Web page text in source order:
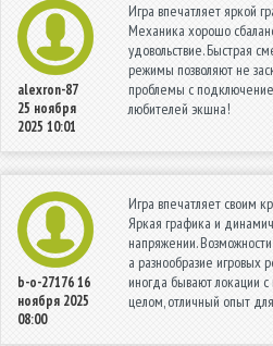
alexron-87
25 ноября
2025 10:01
Игра впечатляет яркой
Механика хорошо
удовольствие. Быстрая
режимы позволяют не
проблемы с
любителей экшна!
b-o-2717616
ноября 2025
08:00
Игра впечатляет своим
Яркая графика и
напряжении.
а разнообразие игровых
иногда бывают локации
целом, отличный опыт